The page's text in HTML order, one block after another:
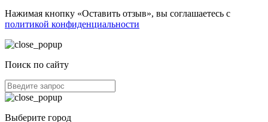
Нажимая кнопку «Оставить отзыв», вы соглашаетесь с
политикой конфиденциальности
Поиск по сайту
Выберите город